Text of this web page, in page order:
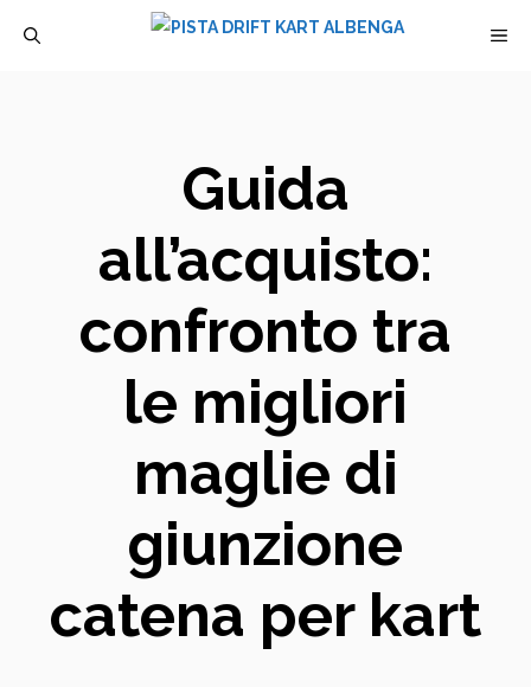
Guida
all’acquisto:
confronto tra
le migliori
maglie di
giunzione
catena per kart